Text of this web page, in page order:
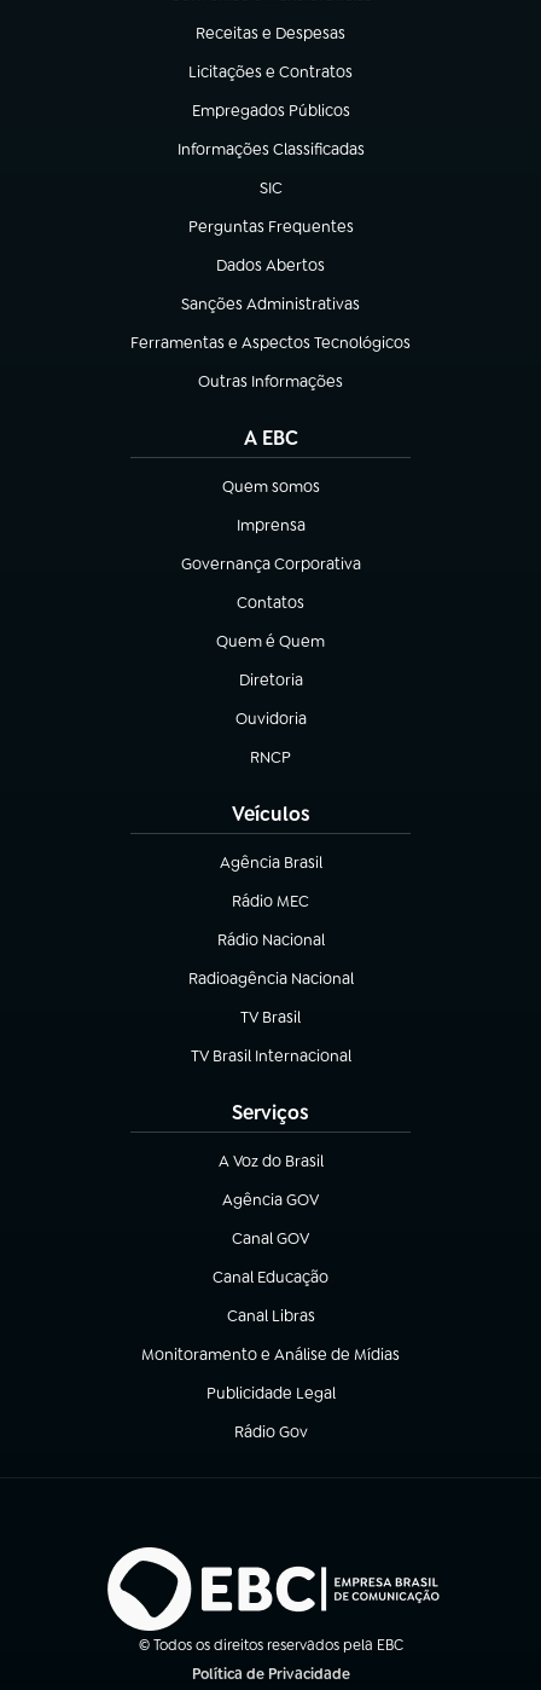
Receitas e Despesas
(abre em nova aba)
Licitações e Contratos
(abre em nova aba)
Empregados Públicos
(abre em nova aba)
Informações Classificadas
(abre em nova aba)
SIC
(abre em nova aba)
Perguntas Frequentes
(abre em nova aba)
Dados Abertos
(abre em nova aba)
Sanções Administrativas
(abre em nova aba)
Ferramentas e Aspectos Tecnológicos
(abre em nova aba)
Outras Informações
(abre em nova aba)
A EBC
Quem somos
(abre em nova aba)
Imprensa
(abre em nova aba)
Governança Corporativa
(abre em nova aba)
Contatos
(abre em nova aba)
Quem é Quem
(abre em nova aba)
Diretoria
(abre em nova aba)
Ouvidoria
(abre em nova aba)
RNCP
(abre em nova aba)
Veículos
Agência Brasil
(abre em nova aba)
Rádio MEC
(abre em nova aba)
Rádio Nacional
Radioagência Nacional
(abre em nova aba)
TV Brasil
(abre em nova aba)
TV Brasil Internacional
(abre em nova aba)
Serviços
A Voz do Brasil
(abre em nova aba)
Agência GOV
(abre em nova aba)
Canal GOV
(abre em nova aba)
Canal Educação
(abre em nova aba)
Canal Libras
(abre em nova aba)
Monitoramento e Análise de Mídias
(abre em nova aba)
Publicidade Legal
(abre em nova aba)
Rádio Gov
(abre em nova aba)
© Todos os direitos reservados pela EBC
Política de Privacidade